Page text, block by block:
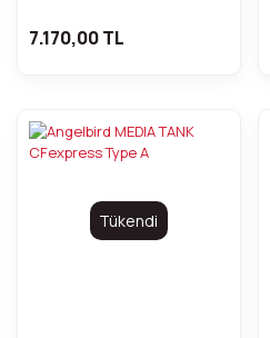
7.170,00 TL
Tükendi